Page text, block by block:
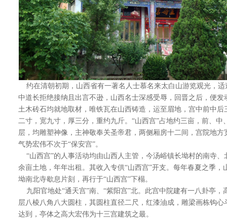
约在清朝初期，山西省有一著名人士慕名来太白山游览观光，适
中道长拒绝接纳且出言不逊，山西名士深感受辱，回晋之后，便发
土木砖石均就地取材，唯铁瓦在山西铸造，运至眉地，宫中前中
二寸，宽九寸，厚三分，重约九斤。“山西宫”占地约三亩，前、
层，均雕塑神像，主神敬奉关圣帝君，两侧厢房十二间，宫院地
气势宏伟不次于“保安宫”。
“山西宫”的人事活动均由山西人主管，今汤峪镇长坳村的南寺、
余亩土地，年年出租。其收入专供“山西宫”开支。每年春夏之季
坳南北寺歇息片刻，再行于“山西宫”下榻。
九阳官地处“通天宫”南、“紫阳宫”北。此宫中院建有一八卦亭，
层八棱八角八大圆柱，其圆柱直径二尺，红漆油成，雕梁画栋钩
达到，亭体之高大宏伟为十三宫建筑之最。